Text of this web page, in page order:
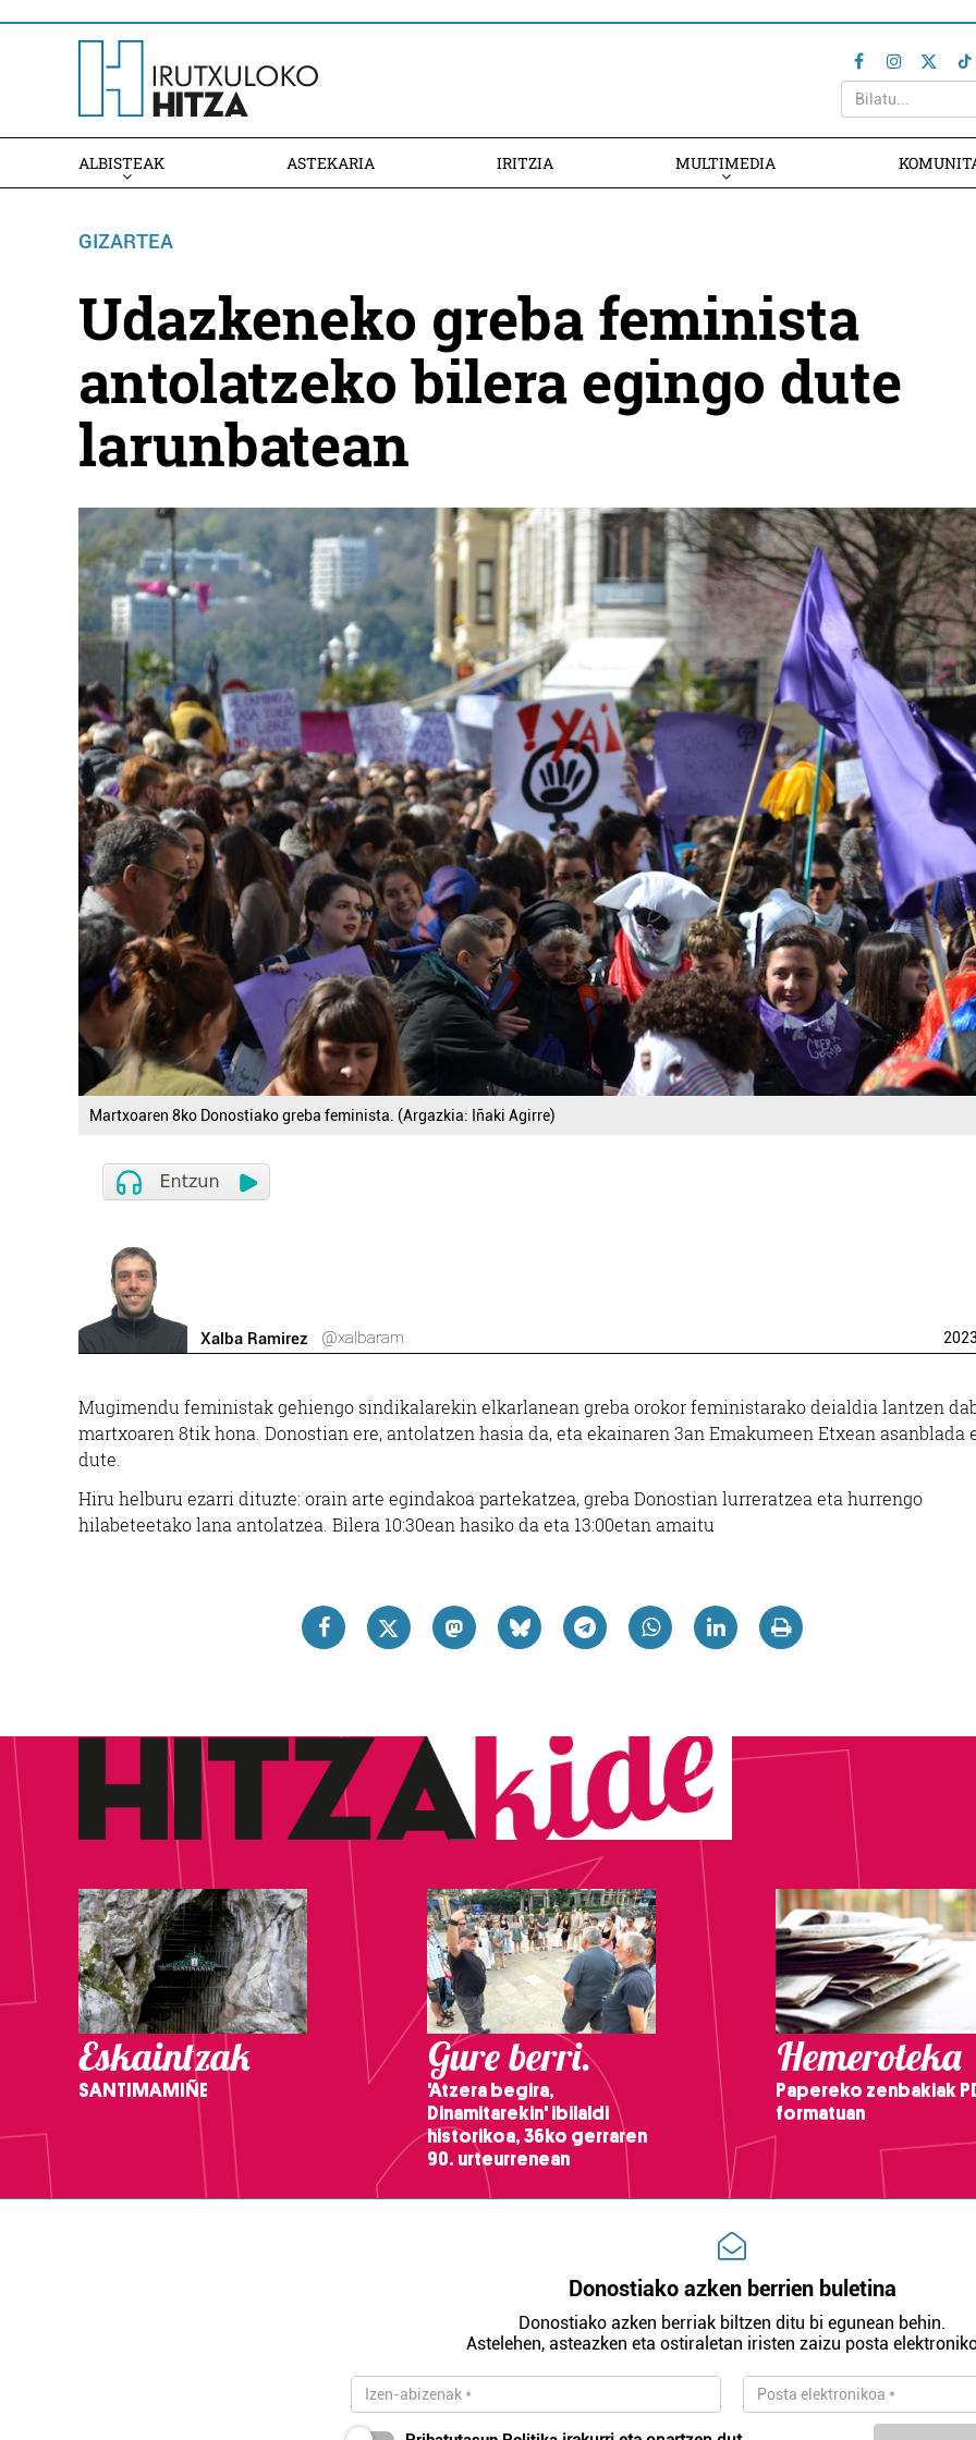
ALBISTEAK ASTEKARIA IRITZIA MULTIMEDIA
GIZARTEA
Udazkeneko greba feminista
antolatzeko bilera egingo dute
larunbatean
Martxoaren 8ko Donostiako greba feminista. (Argazkia: Iñaki Agirre)
Xalba Ramirez @xalbaram
Mugimendu feministak gehiengo sindikalarekin elkarlanean greba orokor feministarako deialdia lantzen
martxoaren 8tik hona. Donostian ere, antolatzen hasia da, eta ekainaren 3an Emakumeen Etxean asanblada
dute.
Hiru helburu ezarri dituzte: orain arte egindakoa partekatzea, greba Donostian lurreratzea eta hurrengo
hilabeteetako lana antolatzea. Bilera 10:30ean hasiko da eta 13:00etan amaitu
Eskaintzak
SANTIMAMIÑE
Gure berri.
'Atzera begira,
Dinamitarekin' ibilaldi
historikoa, 36ko gerraren
90. urteurrenean
Hemeroteka
Papereko zenbakiak
formatuan
Donostiako azken berrien buletina
Donostiako azken berriak biltzen ditu bi egunean behin.
Astelehen, asteazken eta ostiraletan iristen zaizu posta